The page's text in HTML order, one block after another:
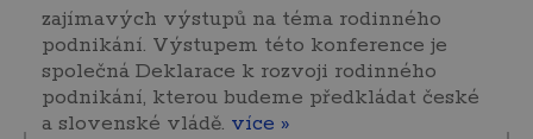
zajímavých výstupů na téma rodinného
podnikání. Výstupem této konference je
společná Deklarace k rozvoji rodinného
podnikání, kterou budeme předkládat české
a slovenské vládě. více »